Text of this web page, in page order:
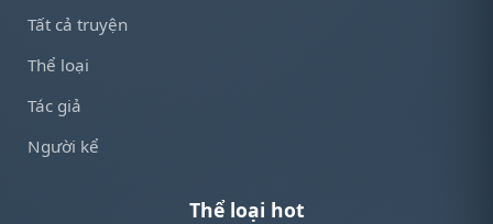
Tất cả truyện
Thể loại
Tác giả
Người kể
Thể loại hot